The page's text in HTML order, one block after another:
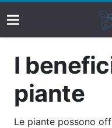
I
piante
Le piante possono